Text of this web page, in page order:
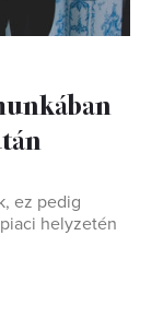
ez pedig
helyzetén